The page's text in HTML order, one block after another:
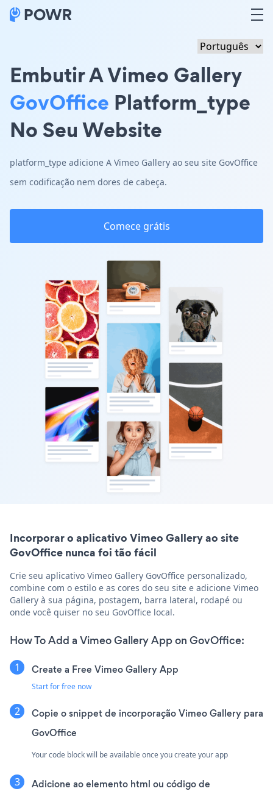
Embutir A Vimeo Gallery
GovOffice Platform_type
No Seu Website
platform_type adicione A Vimeo Gallery ao seu site GovOffice
sem codificação nem dores de cabeça.
Comece grátis
Incorporar o aplicativo Vimeo Gallery ao site
GovOffice nunca foi tão fácil
Crie seu aplicativo Vimeo Gallery GovOffice personalizado,
combine com o estilo e as cores do seu site e adicione Vimeo
Gallery à sua página, postagem, barra lateral, rodapé ou
onde você quiser no seu GovOffice local.
How To Add a Vimeo Gallery App on GovOffice:
Create a Free Vimeo Gallery App
Start for free now
Copie o snippet de incorporação Vimeo Gallery para
GovOffice
Your code block will be available once you create your app
Adicione ao elemento html ou código de